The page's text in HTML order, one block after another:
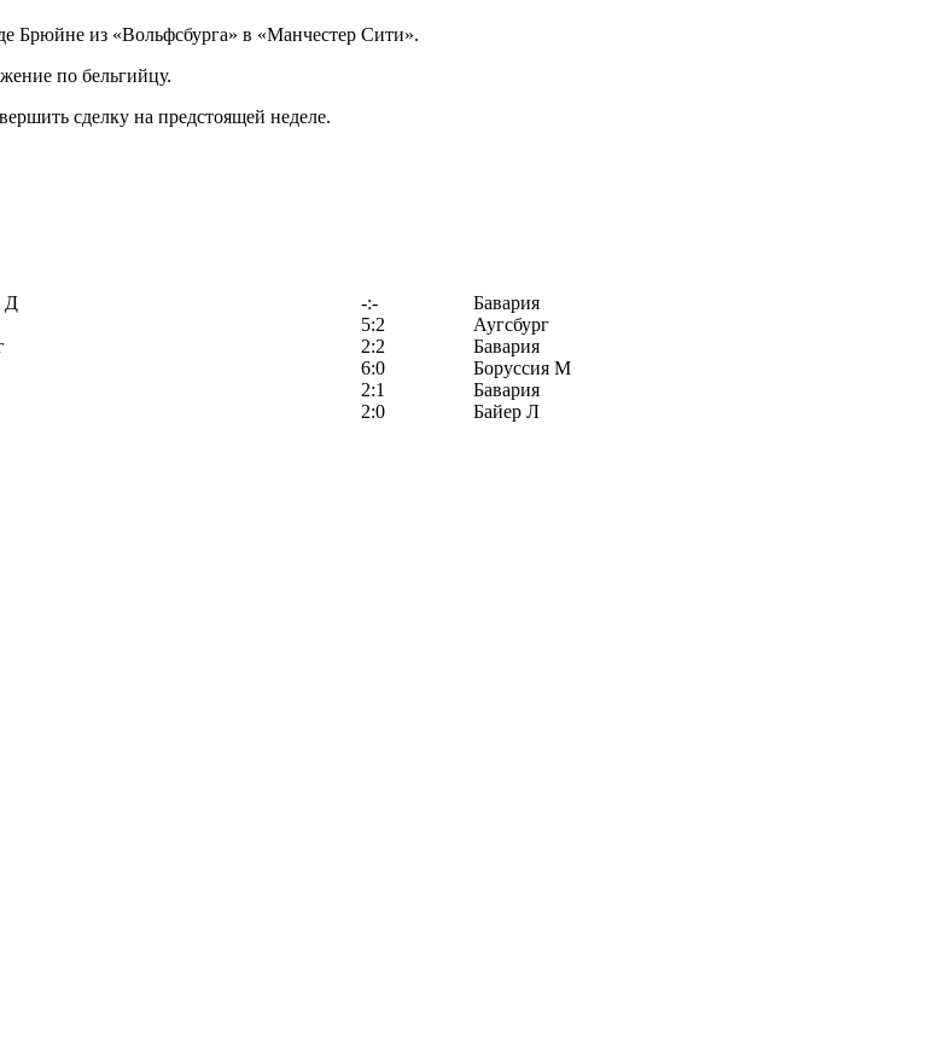
Брюйне из «Вольфсбурга» в «Манчестер Сити».
по бельгийцу.
сделку на предстоящей неделе.
Д -:-
Бавария
5:2
Аугсбург
2:2
Бавария
6:0
Боруссия М
2:1
Бавария
2:0
Байер Л